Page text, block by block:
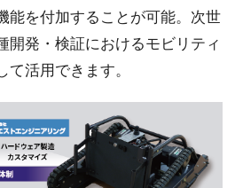
能を付加することが可能。次世
開発・検証におけるモビリティ
て活用できます。